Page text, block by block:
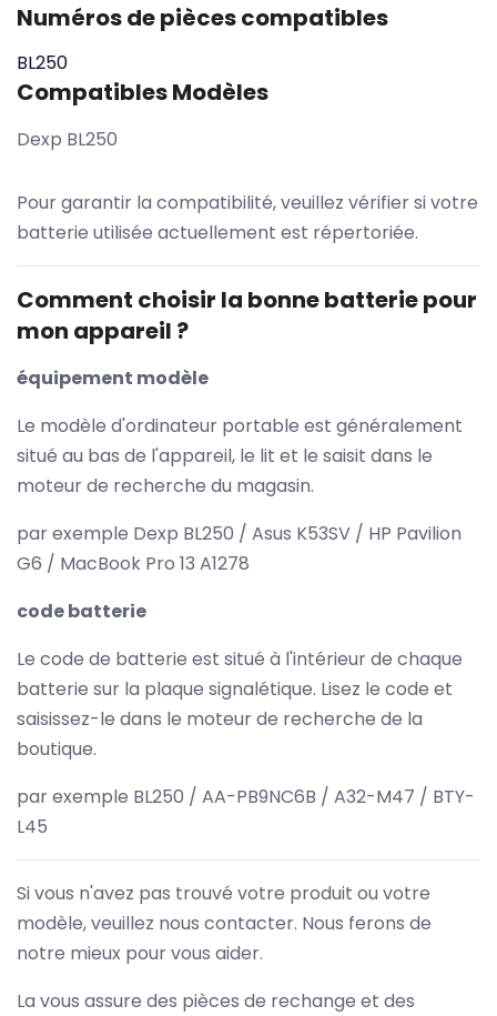
Numéros de pièces compatibles
BL250
Compatibles Modèles
Dexp BL250
Pour garantir la compatibilité, veuillez vérifier si votre
batterie utilisée actuellement est répertoriée.
Comment choisir la bonne batterie pour
mon appareil ?
équipement modèle
Le modèle d'ordinateur portable est généralement
situé au bas de l'appareil, le lit et le saisit dans le
moteur de recherche du magasin.
par exemple Dexp BL250 / Asus K53SV / HP Pavilion
G6 / MacBook Pro 13 A1278
code batterie
Le code de batterie est situé à l'intérieur de chaque
batterie sur la plaque signalétique. Lisez le code et
saisissez-le dans le moteur de recherche de la
boutique.
par exemple BL250 / AA-PB9NC6B / A32-M47 / BTY-
L45
Si vous n'avez pas trouvé votre produit ou votre
modèle, veuillez nous contacter. Nous ferons de
notre mieux pour vous aider.
La vous assure des pièces de rechange et des